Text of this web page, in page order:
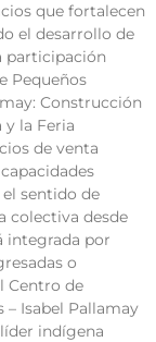
que fortalecen
el desarrollo de
participación
Pequeños
Construcción
y la Feria
de venta
sentido de
colectiva desde
integrada por
o
Centro de
– Isabel Pallamay
indígena